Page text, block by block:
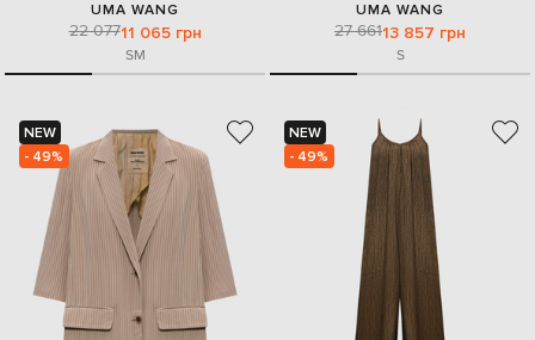
UMA WANG
22 07711 065 грн
SM
UMA WANG
27 66113 857 грн
S
NEW
- 49%
NEW
- 49%